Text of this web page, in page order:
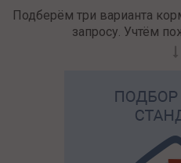
Подберём три варианта
запросу. Учтём